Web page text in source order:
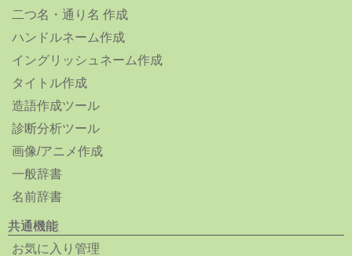
二つ名・通り名 作成
ハンドルネーム作成
イングリッシュネーム作成
タイトル作成
造語作成ツール
診断分析ツール
画像/アニメ作成
一般辞書
名前辞書
共通機能
お気に入り管理